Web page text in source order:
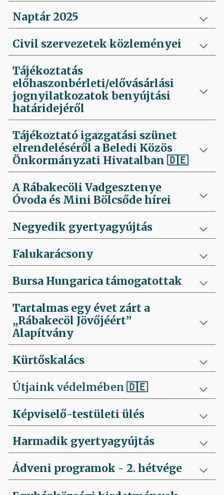
Naptár 2025
Civil szervezetek közleményei
Tájékoztatás
előhaszonbérleti/elővásárlási
jognyilatkozatok benyújtási
határidejéről
Tájékoztató igazgatási szünet
elrendeléséről a Beledi Közös
Önkormányzati Hivatalban🇩🇪
A Rábakecöli Vadgesztenye
Óvoda és Mini Bölcsőde hírei
Negyedik gyertyagyújtás
Falukarácsony
Bursa Hungarica támogatottak
Tartalmas egy évet zárt a
„Rábakecöl Jövőjéért”
Alapítvány
Kürtőskalács
Útjaink védelmében🇩🇪
Képviselő-testületi ülés
Harmadik gyertyagyújtás
Ádveni programok - 2. hétvége